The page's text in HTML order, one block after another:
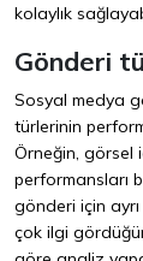
kolaylık
Gönderi
Sosyal medya
türlerinin
Örneğin, görsel
performansları
gönderi için
çok ilgi